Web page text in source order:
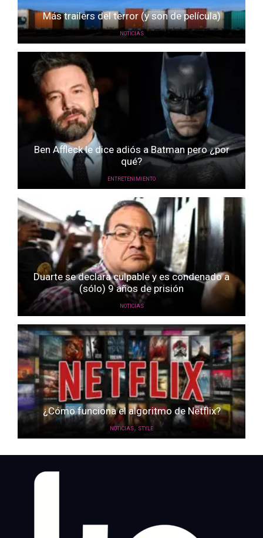
Más trailers del terror (y son de película)
NOTICIAS
Ben Affleck le dice adiós a Batman pero ¿por
qué?
ENTRETENIMIENTO
Duarte se declara culpable y es condenado a
(sólo) 9 años de prisión
NOTICIAS
¿Cómo funciona el algoritmo de Netflix?
NOTICIAS,STYLE